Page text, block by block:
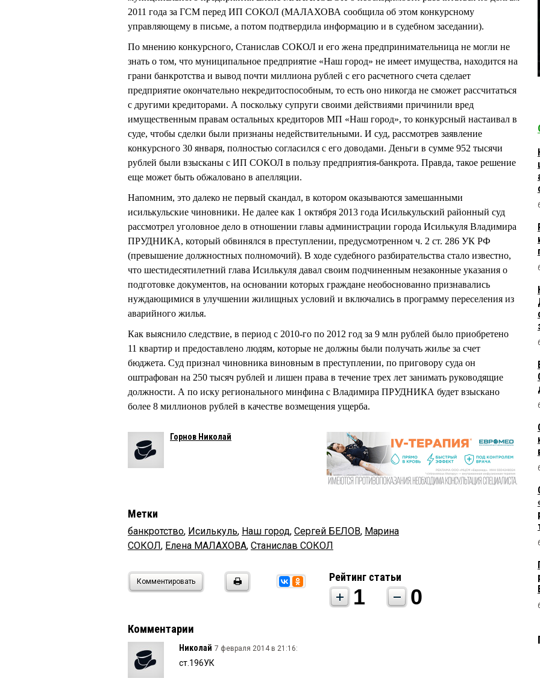
2011 года за ГСМ перед ИП СОКОЛ (МАЛАХОВА сообщила об этом конкурсному
управляющему в письме, а потом подтвердила информацию и в судебном заседании).
По мнению конкурсного, Станислав СОКОЛ и его жена предпринимательница не могли не
знать о том, что муниципальное предприятие «Наш город» не имеет имущества, находится на
грани банкротства и вывод почти миллиона рублей с его расчетного счета сделает
предприятие окончательно некредитоспособным, то есть оно никогда не сможет рассчитаться
с другими кредиторами. А поскольку супруги своими действиями причинили вред
имущественным правам остальных кредиторов МП «Наш город», то конкурсный настаивал в
суде, чтобы сделки были признаны недействительными. И суд, рассмотрев заявление
конкурсного 30 января, полностью согласился с его доводами. Деньги в сумме 952 тысячи
рублей были взысканы с ИП СОКОЛ в пользу предприятия-банкрота. Правда, такое решение
еще может быть обжаловано в апелляции.
Напомним, это далеко не первый скандал, в котором оказываются замешанными
исилькульские чиновники. Не далее как 1 октября 2013 года Исилькульский районный суд
рассмотрел уголовное дело в отношении главы администрации города Исилькуля Владимира
ПРУДНИКА, который обвинялся в преступлении, предусмотренном ч. 2 ст. 286 УК РФ
(превышение должностных полномочий). В ходе судебного разбирательства стало известно,
что шестидесятилетний глава Исилькуля давал своим подчиненным незаконные указания о
подготовке документов, на основании которых граждане необоснованно признавались
нуждающимися в улучшении жилищных условий и включались в программу переселения из
аварийного жилья.
Как выяснило следствие, в период с 2010-го по 2012 год за 9 млн рублей было приобретено
11 квартир и предоставлено людям, которые не должны были получать жилье за счет
бюджета. Суд признал чиновника виновным в преступлении, по приговору суда он
оштрафован на 250 тысяч рублей и лишен права в течение трех лет занимать руководящие
должности. А по иску регионального минфина с Владимира ПРУДНИКА будет взыскано
более 8 миллионов рублей в качестве возмещения ущерба.
Горнов Николай
Метки
банкротство, Исилькуль, Наш город, Сергей БЕЛОВ, Марина
СОКОЛ, Елена МАЛАХОВА, Станислав СОКОЛ
Комментировать Рейтинг статьи
1 0
Комментарии
Николай 7 февраля 2014 в 21:16:
ст.196УК